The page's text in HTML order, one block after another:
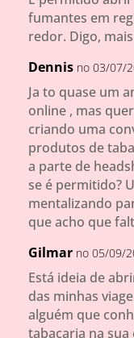
fumantes em
redor. Digo,
Dennis no 03/07/
Ja to quase um
online , mas
criando uma
produtos de
a parte de
se é permitido?
mentalizando
que acho que
Gilmar no 05/09/
Está ideia de
das minhas
alguém que
tabacaria na sua